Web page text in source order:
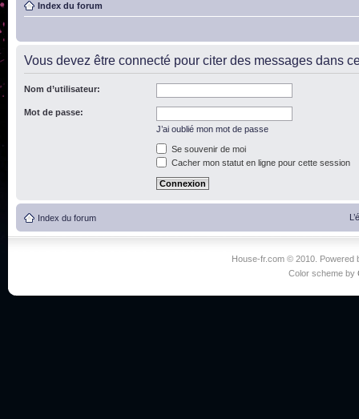
Index du forum
Vous devez être connecté pour citer des messages dans
Nom d’utilisateur:
Mot de passe:
J’ai oublié mon mot de passe
Se souvenir de moi
Cacher mon statut en ligne pour cette session
Index du forum
House-fr.com © 2010. Powered
Color scheme by